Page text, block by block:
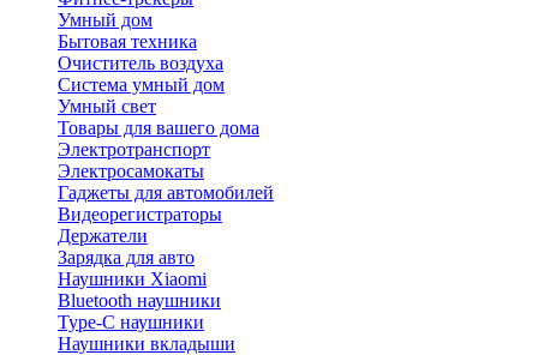
Умный дом
Бытовая техника
Очиститель воздуха
Система умный дом
Умный свет
Товары для вашего дома
Электротранспорт
Электросамокаты
Гаджеты для автомобилей
Видеорегистраторы
Держатели
Зарядка для авто
Наушники Xiaomi
Bluetooth наушники
Type-C наушники
Наушники вкладыши